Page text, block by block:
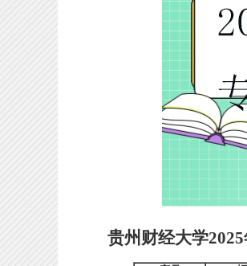
贵州财经大学2025